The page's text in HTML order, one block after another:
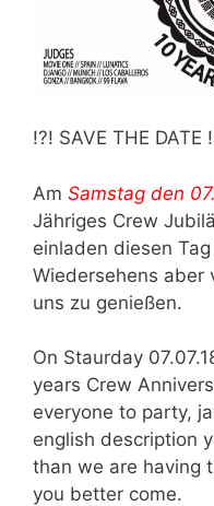
!?! SAVE THE DATE
Am Samstag den
Jähriges Crew
einladen diesen
Wiedersehens aber
uns zu genießen.
On Staurday
years Crew
everyone to party,
english description
than we are having
you better come.